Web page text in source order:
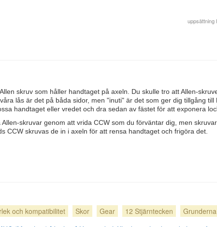
uppsättning
skruv som håller handtaget på axeln. Du skulle tro att Allen-
lås är det på båda sidor, men "inuti" är det som ger dig tillgång till
handtaget eller vredet och dra sedan av fästet för att exponera
skruvar genom att vrida CCW som du förväntar dig, men
CCW skruvas de in i axeln för att rensa handtaget och frigöra det.
och kompatibilitet Skor Gear 12 Stjärntecken
Grunderna